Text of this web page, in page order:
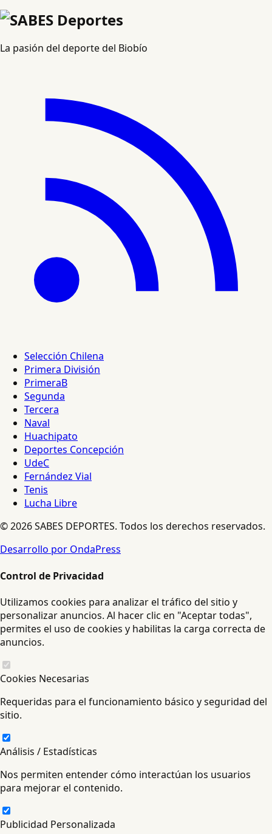
La pasión del deporte del Biobío
Selección Chilena
Primera División
PrimeraB
Segunda
Tercera
Naval
Huachipato
Deportes Concepción
UdeC
Fernández Vial
Tenis
Lucha Libre
© 2026 SABES DEPORTES. Todos los derechos reservados.
Desarrollo por OndaPress
Control de Privacidad
Utilizamos cookies para analizar el tráfico del sitio y
personalizar anuncios. Al hacer clic en "Aceptar todas",
permites el uso de cookies y habilitas la carga correcta de
anuncios.
Cookies Necesarias
Requeridas para el funcionamiento básico y seguridad del
sitio.
Análisis / Estadísticas
Nos permiten entender cómo interactúan los usuarios
para mejorar el contenido.
Publicidad Personalizada